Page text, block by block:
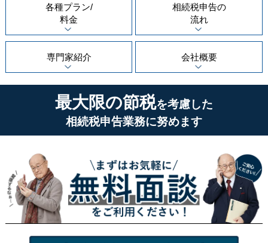
各種プラン/
料金
相続税申告の
流れ
専門家紹介 会社概要
最大限の節税を考慮した
相続税申告業務に努めます